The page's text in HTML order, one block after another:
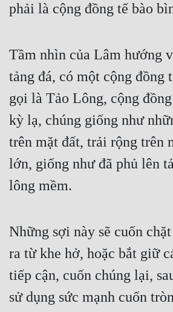
phải là cộng đồng tế bào
Tầm nhìn của Lâm hướng
tảng đá, có một cộng đồng
gọi là Tảo Lông, cộng
kỳ lạ, chúng giống như
trên mặt đất, trải rộng trên
lớn, giống như đã phủ lên
lông mềm.
Những sợi này sẽ cuốn
ra từ khe hở, hoặc bắt giữ
tiếp cận, cuốn chúng lại,
sử dụng sức mạnh cuốn